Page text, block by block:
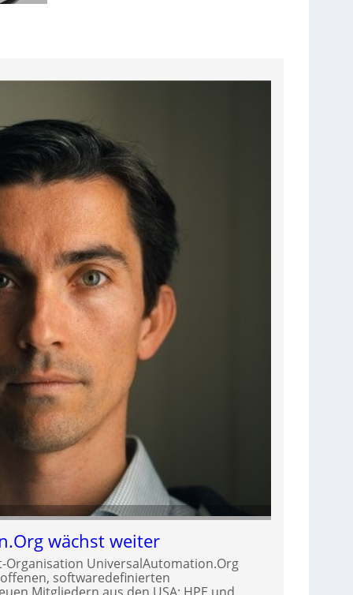
wächst weiter
Organisation UniversalAutomation.Org
softwaredefinierten